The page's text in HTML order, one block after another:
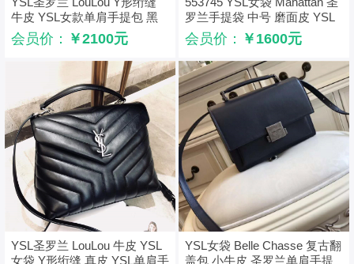
牛皮 YSL女款单肩手提包 黑
色
会员价： ￥2100元
罗兰手提袋 中号 磨面皮 YSL
购物袋 黑色
会员价： ￥1600元
YSL圣罗兰 LouLou 牛皮 YSL
女袋 Y形绗缝 真皮 YSL单肩手
YSL女袋 Belle Chasse 复古翻
盖包 小牛皮 圣罗兰单肩手提